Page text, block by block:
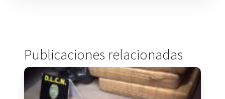
Publicaciones relacionadas